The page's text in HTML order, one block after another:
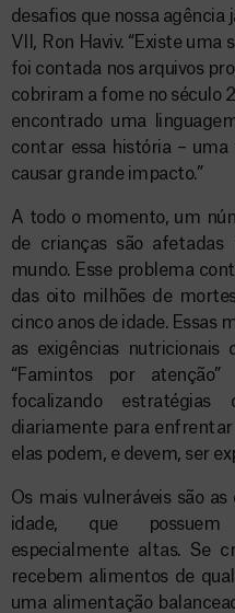
desafios que nossa
VII, Ron Haviv. “Existe uma
foi contada nos arquivos
cobriram a fome no século
encontrado uma
contar essa história –
causar grande impacto.”
A todo o momento, um
de crianças são afetadas
mundo. Esse problema
das oito milhões de
cinco anos de idade. Essas
as exigências nutricionais
“Famintos por
focalizando estratégias
diariamente para
elas podem, e devem, ser
Os mais vulneráveis são
idade, que possuem
especialmente altas. Se
recebem alimentos de
uma alimentação